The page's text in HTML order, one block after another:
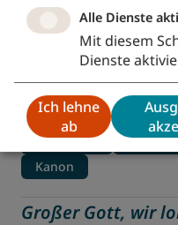
Bitte/bitten
Abend
Mehrstimmiges Lied
Ich will den Herrn
Nr. 335 •
Lob/Loben
Kanon
Großer Gott, wir
Alle Dienste
Mit diesem
Dienste
Ich lehne
ab